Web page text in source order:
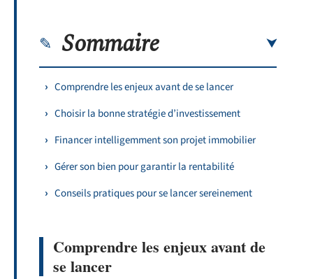
Sommaire
Comprendre les enjeux avant de se lancer
Choisir la bonne stratégie d’investissement
Financer intelligemment son projet immobilier
Gérer son bien pour garantir la rentabilité
Conseils pratiques pour se lancer sereinement
Comprendre les enjeux avant de
se lancer